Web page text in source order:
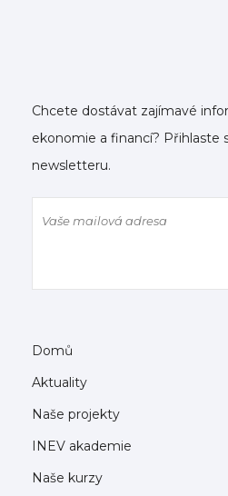
Chcete dostávat zajímavé
ekonomie a financí? Přihlaste
newsletteru.
Domů
Aktuality
Naše projekty
INEV akademie
Naše kurzy